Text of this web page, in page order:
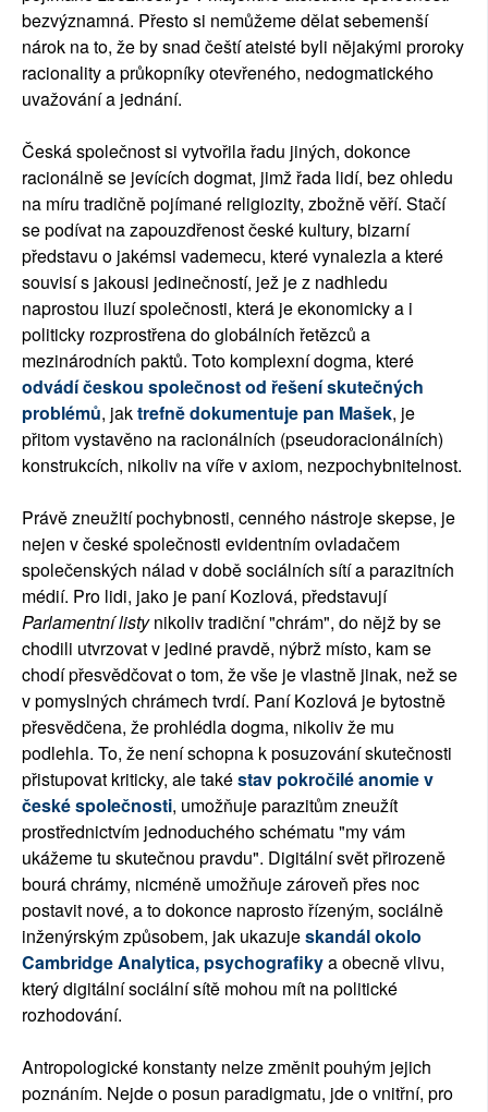
bezvýznamná. Přesto si nemůžeme dělat sebemenší
nárok na to, že by snad čeští ateisté byli nějakými proroky
racionality a průkopníky otevřeného, nedogmatického
uvažování a jednání.
Česká společnost si vytvořila řadu jiných, dokonce
racionálně se jevících dogmat, jimž řada lidí, bez ohledu
na míru tradičně pojímané religiozity, zbožně věří. Stačí
se podívat na zapouzdřenost české kultury, bizarní
představu o jakémsi vademecu, které vynalezla a které
souvisí s jakousi jedinečností, jež je z nadhledu
naprostou iluzí společnosti, která je ekonomicky a i
politicky rozprostřena do globálních řetězců a
mezinárodních paktů. Toto komplexní dogma, které
odvádí českou společnost od řešení skutečných
problémů, jaktrefně dokumentuje pan Mašek, je
přitom vystavěno na racionálních (pseudoracionálních)
konstrukcích, nikoliv na víře v axiom, nezpochybnitelnost.
Právě zneužití pochybnosti, cenného nástroje skepse, je
nejen v české společnosti evidentním ovladačem
společenských nálad v době sociálních sítí a parazitních
médií. Pro lidi, jako je paní Kozlová, představují
Parlamentní listynikoliv tradiční "chrám", do nějž by se
chodili utvrzovat v jediné pravdě, nýbrž místo, kam se
chodí přesvědčovat o tom, že vše je vlastně jinak, než se
v pomyslných chrámech tvrdí. Paní Kozlová je bytostně
přesvědčena, že prohlédla dogma, nikoliv že mu
podlehla. To, že není schopna k posuzování skutečnosti
přistupovat kriticky, ale takéstav pokročilé anomie v
české společnosti, umožňuje parazitům zneužít
prostřednictvím jednoduchého schématu "my vám
ukážeme tu skutečnou pravdu". Digitální svět přirozeně
bourá chrámy, nicméně umožňuje zároveň přes noc
postavit nové, a to dokonce naprosto řízeným, sociálně
inženýrským způsobem, jak ukazujeskandál okolo
Cambridge Analytica, psychografikya obecně vlivu,
který digitální sociální sítě mohou mít na politické
rozhodování.
Antropologické konstanty nelze změnit pouhým jejich
poznáním. Nejde o posun paradigmatu, jde o vnitřní, pro